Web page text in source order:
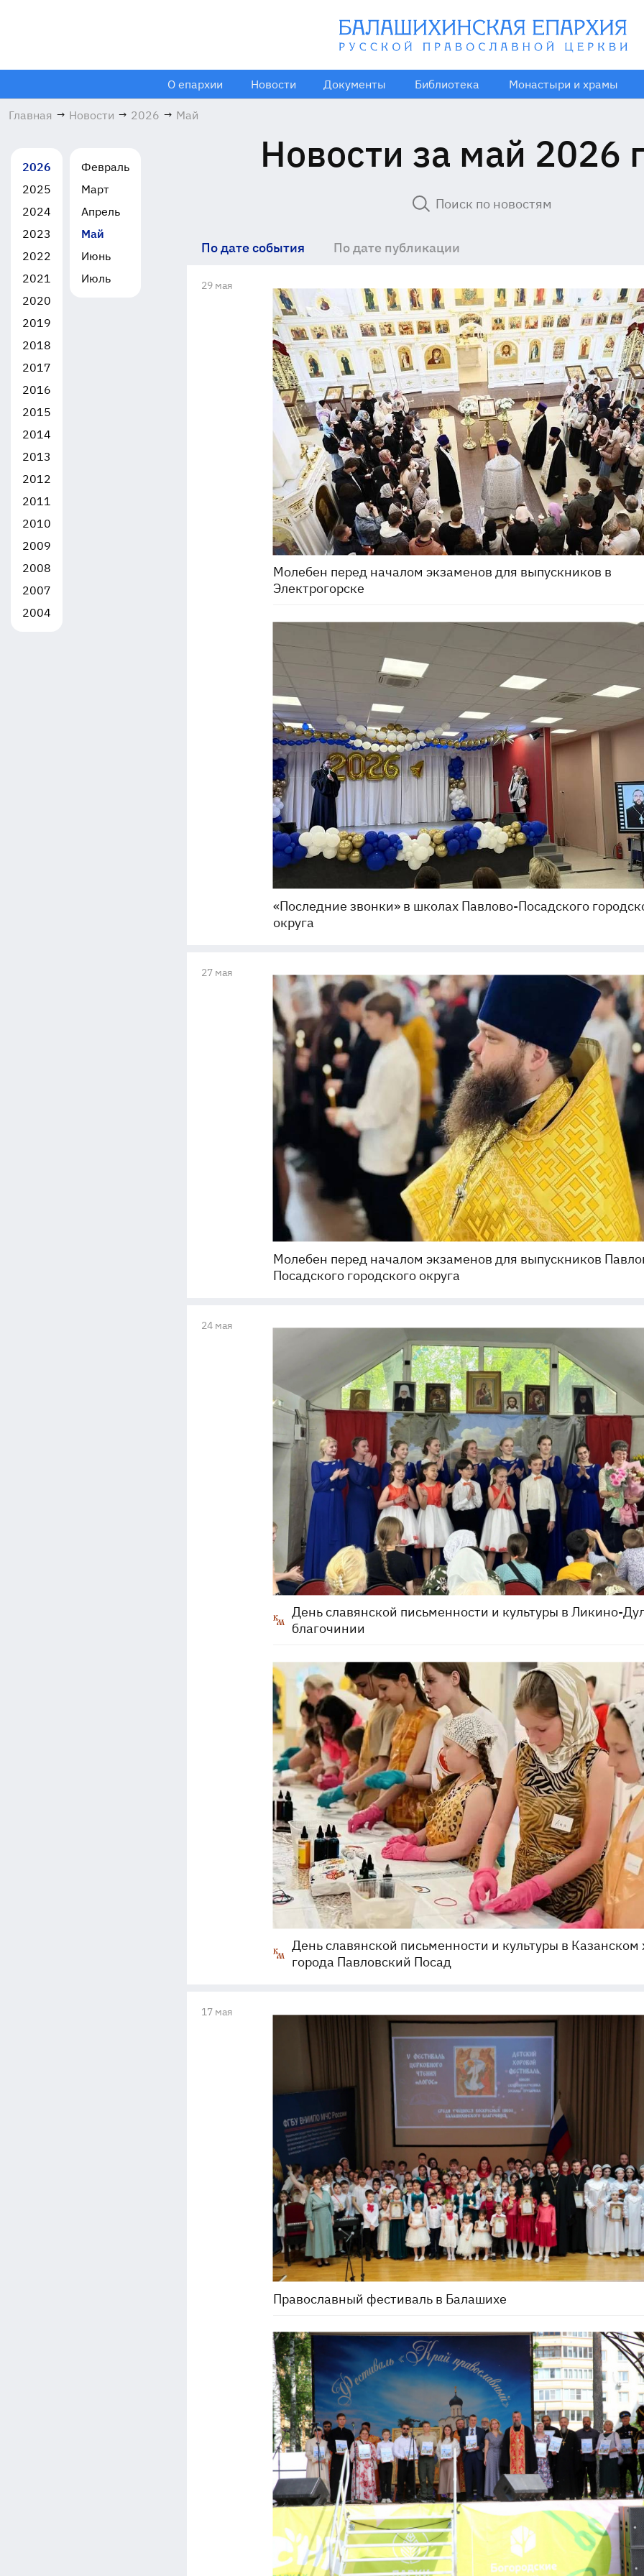
О епархии Новости Документы Библиотека Монастыри и храмы
Главная → Новости → 2026 → Май
2026
2025
2024
2023
2022
2021
2020
2019
2018
2017
2016
2015
2014
2013
2012
2011
2010
2009
2008
2007
2004
Февраль
Март
Апрель
Май
Июнь
Июль
Новости за май 2026
По дате события По дате публикации
29 мая
Молебен перед началом экзаменов для выпускников в
Электрогорске
«Последние звонки» в школах Павлово-Посадского
округа
27 мая
Молебен перед началом экзаменов для выпускников
Посадского городского округа
24 мая
День славянской письменности и культуры в Ликино-
благочинии
День славянской письменности и культуры в Казанском
города Павловский Посад
17 мая
Православный фестиваль в Балашихе